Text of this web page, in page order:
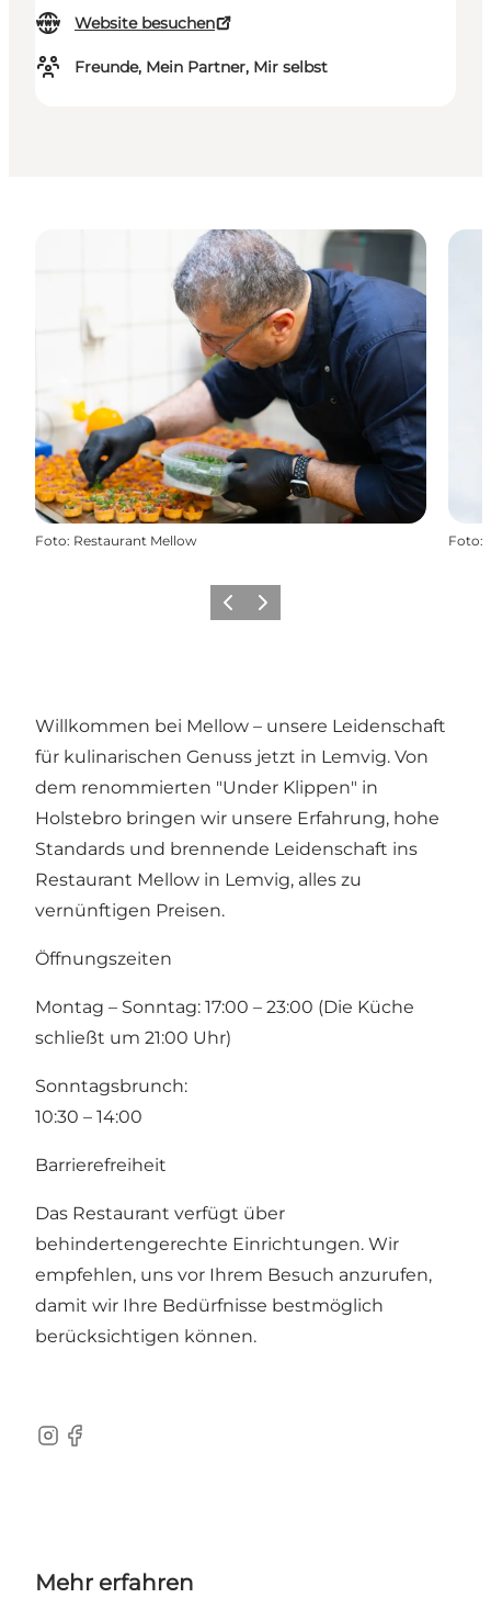
Website besuchen
Freunde, Mein Partner, Mir selbst
Foto: Restaurant Mellow Foto:
ZurückWeiter
Willkommen bei Mellow – unsere Leidenschaft
für kulinarischen Genuss jetzt in Lemvig. Von
dem renommierten "Under Klippen" in
Holstebro bringen wir unsere Erfahrung, hohe
Standards und brennende Leidenschaft ins
Restaurant Mellow in Lemvig, alles zu
vernünftigen Preisen.
Öffnungszeiten
Montag – Sonntag: 17:00 – 23:00 (Die Küche
schließt um 21:00 Uhr)
Sonntagsbrunch:
10:30 – 14:00
Barrierefreiheit
Das Restaurant verfügt über
behindertengerechte Einrichtungen. Wir
empfehlen, uns vor Ihrem Besuch anzurufen,
damit wir Ihre Bedürfnisse bestmöglich
berücksichtigen können.
Instagram
Facebook
Mehr erfahren